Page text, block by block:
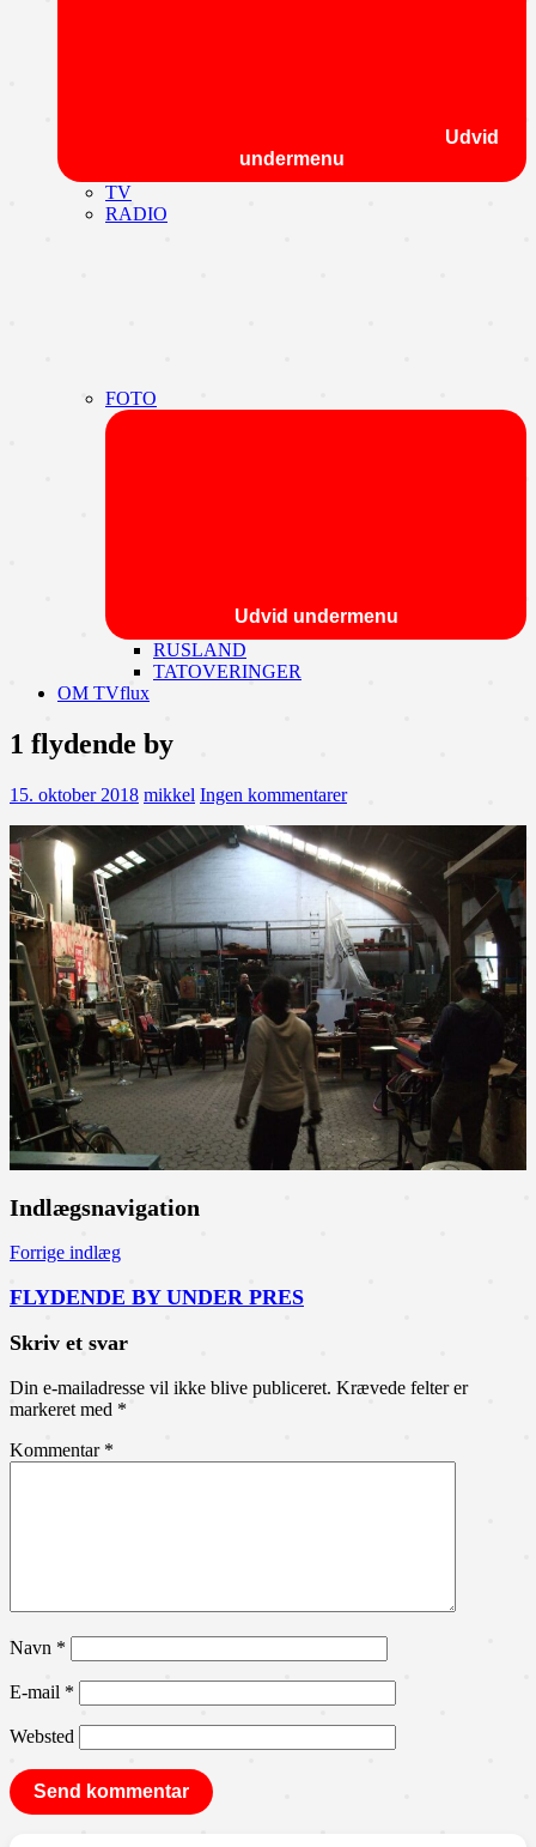
Udvid
undermenu
TV
RADIO
FOTO
Udvid undermenu
RUSLAND
TATOVERINGER
OM TVflux
1 flydende by
15. oktober 2018 mikkel Ingen kommentarer
Indlægsnavigation
Forrige indlæg
FLYDENDE BY UNDER PRES
Skriv et svar
Din e-mailadresse vil ikke blive publiceret. Krævede felter er
markeret med *
Kommentar *
Navn *
E-mail *
Websted